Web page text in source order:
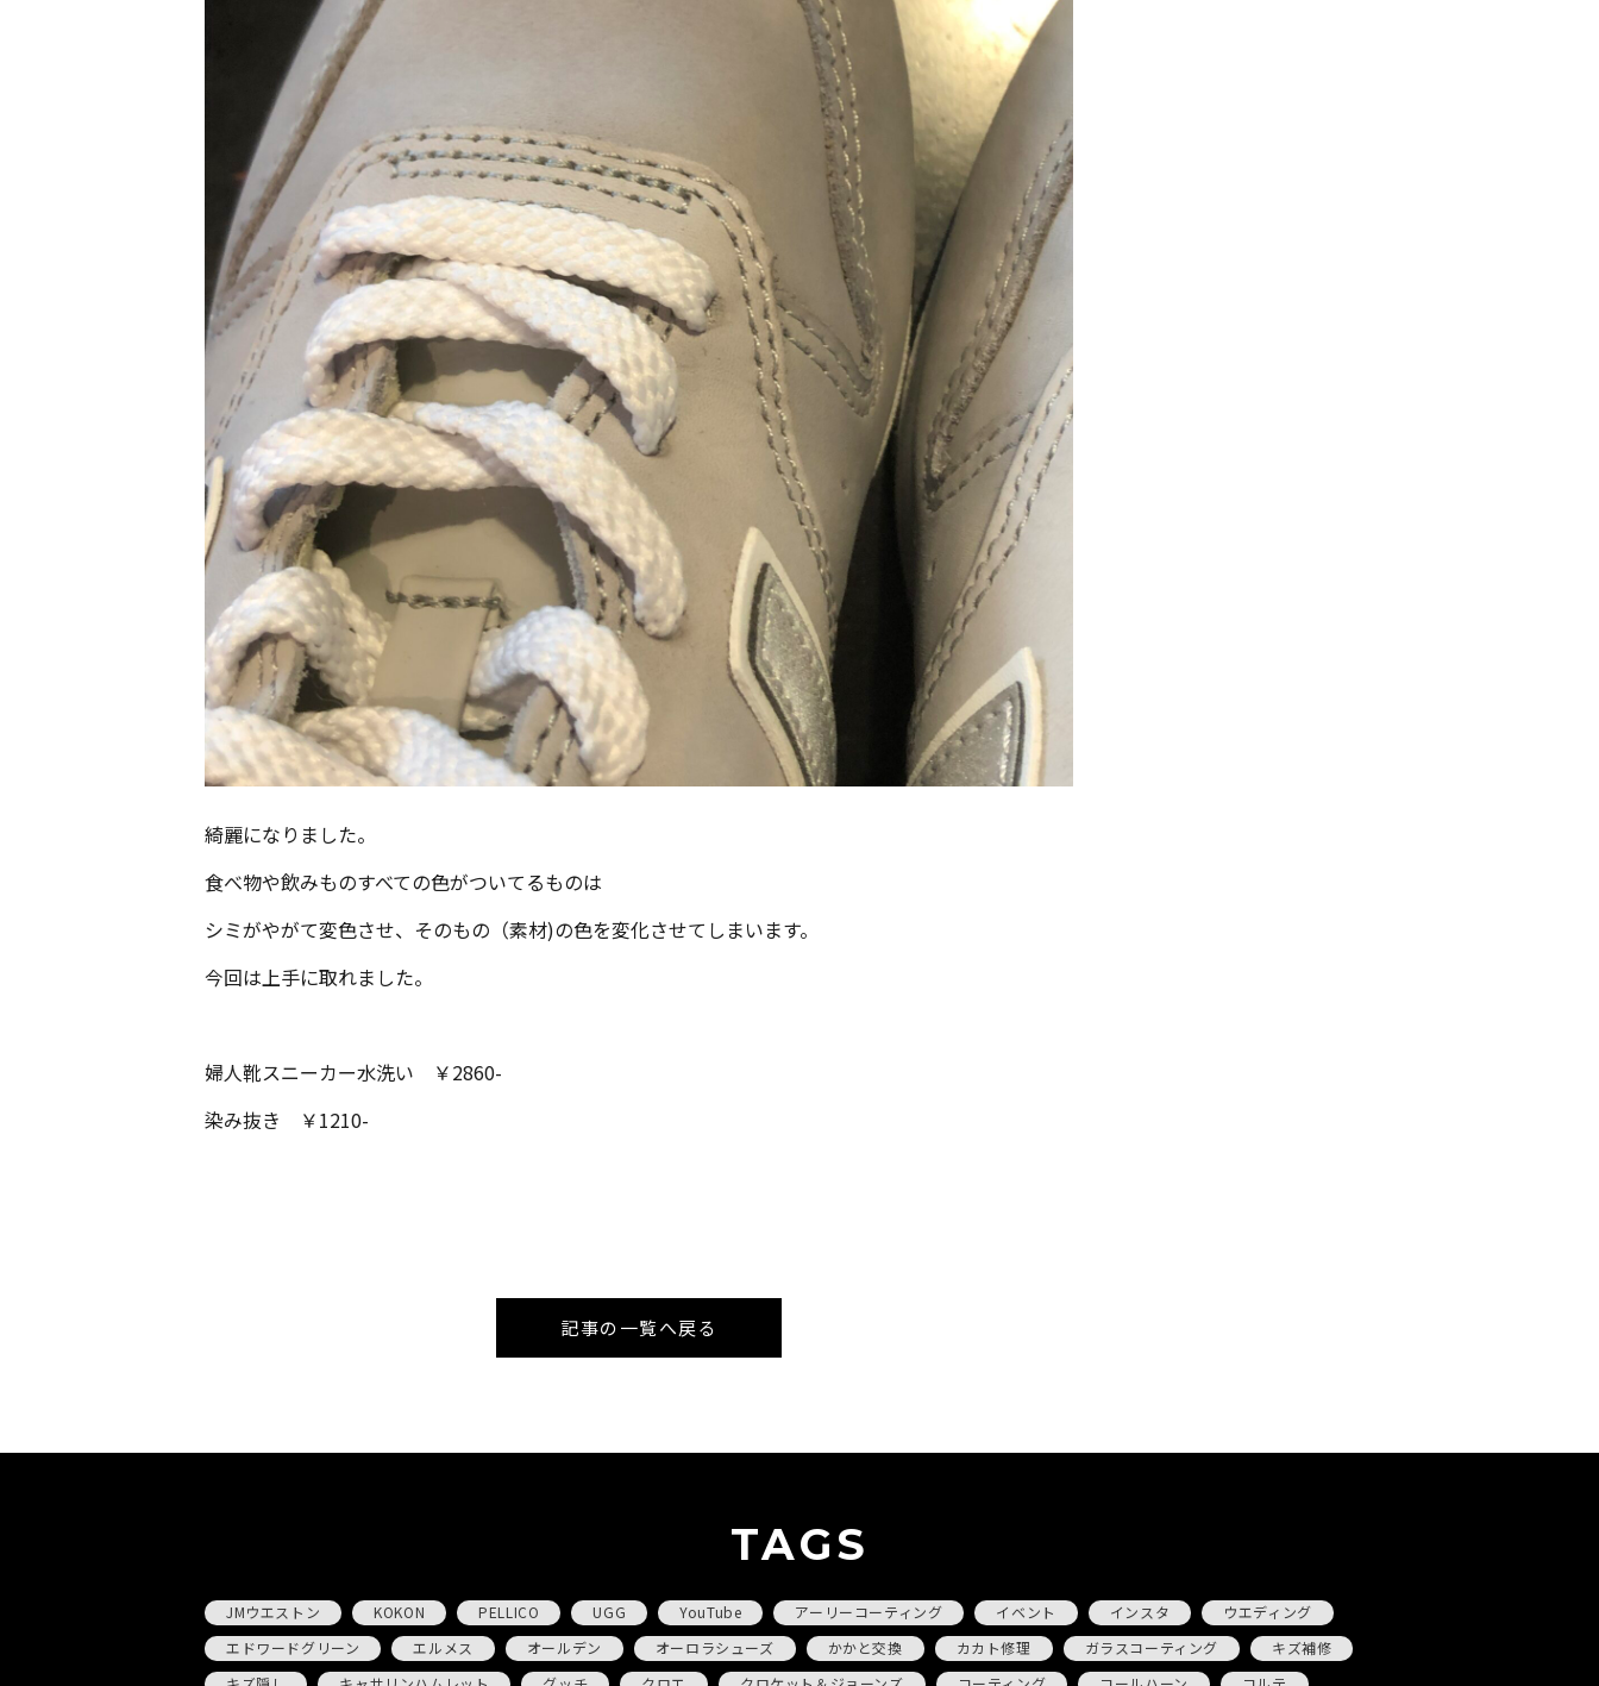
綺麗になりました。
食べ物や飲みものすべての色がついてるものは
シミがやがて変色させ、そのもの（素材)の色を変化させてしまいます。
今回は上手に取れました。
婦人靴スニーカー水洗い ￥2860-
染み抜き ￥1210-
記事の一覧へ戻る
TAGS
JMウエストン KOKON PELLICO UGG YouTube アーリーコーティング イベント インスタ
ウエディング
エドワードグリーン
エルメス オールデン オーロラシューズ かかと交換 カカト修理 ガラスコーティング
キズ補修